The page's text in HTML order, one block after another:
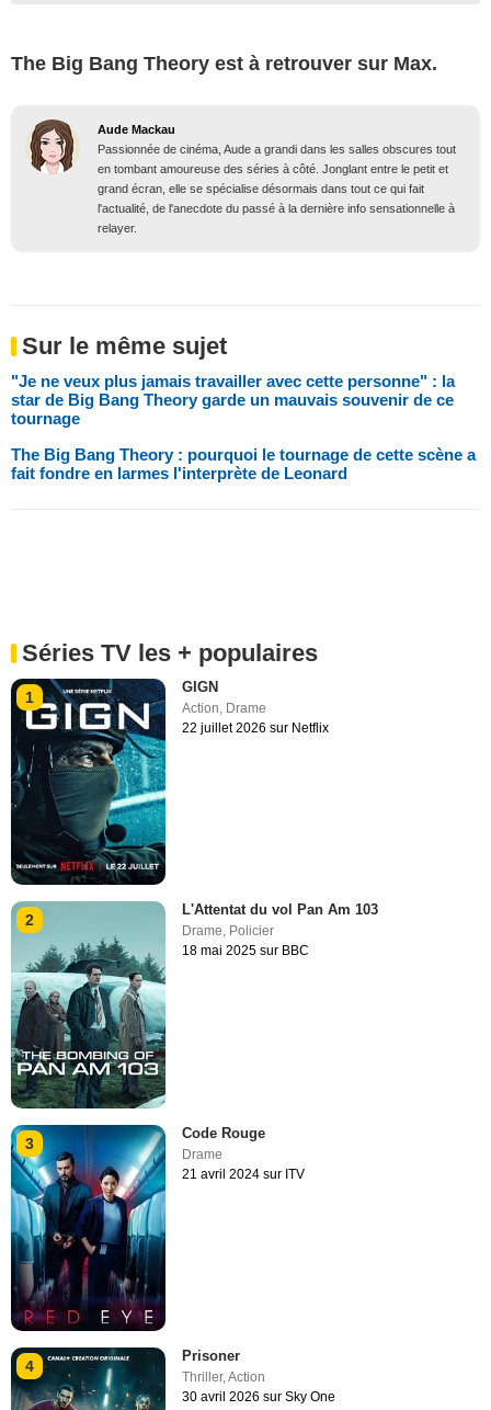
The Big Bang Theory est à retrouver sur Max.
Aude Mackau
Passionnée de cinéma, Aude a grandi dans les salles obscures tout
en tombant amoureuse des séries à côté. Jonglant entre le petit et
grand écran, elle se spécialise désormais dans tout ce qui fait
l'actualité, de l'anecdote du passé à la dernière info sensationnelle à
relayer.
Sur le même sujet
"Je ne veux plus jamais travailler avec cette personne" : la
star de Big Bang Theory garde un mauvais souvenir de ce
tournage
The Big Bang Theory : pourquoi le tournage de cette scène a
fait fondre en larmes l'interprète de Leonard
Séries TV les + populaires
1
GIGN
Action, Drame
22 juillet 2026 sur Netflix
2
L'Attentat du vol Pan Am 103
Drame, Policier
18 mai 2025 sur BBC
3
Code Rouge
Drame
21 avril 2024 sur ITV
4
Prisoner
Thriller,Action
30 avril 2026 sur Sky One